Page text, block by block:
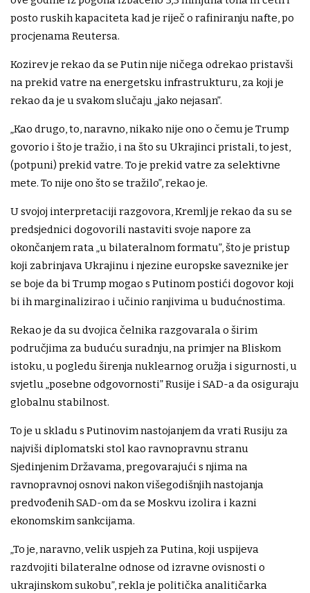
posto ruskih kapaciteta kad je riječ o rafiniranju nafte, po
procjenama Reutersa.
Kozirev je rekao da se Putin nije ničega odrekao pristavši
na prekid vatre na energetsku infrastrukturu, za koji je
rekao da je u svakom slučaju „jako nejasan”.
„Kao drugo, to, naravno, nikako nije ono o čemu je Trump
govorio i što je tražio, i na što su Ukrajinci pristali, to jest,
(potpuni) prekid vatre. To je prekid vatre za selektivne
mete. To nije ono što se tražilo”, rekao je.
U svojoj interpretaciji razgovora, Kremlj je rekao da su se
predsjednici dogovorili nastaviti svoje napore za
okončanjem rata „u bilateralnom formatu”, što je pristup
koji zabrinjava Ukrajinu i njezine europske saveznike jer
se boje da bi Trump mogao s Putinom postići dogovor koji
bi ih marginalizirao i učinio ranjivima u budućnostima.
Rekao je da su dvojica čelnika razgovarala o širim
područjima za buduću suradnju, na primjer na Bliskom
istoku, u pogledu širenja nuklearnog oružja i sigurnosti, u
svjetlu „posebne odgovornosti” Rusije i SAD-a da osiguraju
globalnu stabilnost.
To je u skladu s Putinovim nastojanjem da vrati Rusiju za
najviši diplomatski stol kao ravnopravnu stranu
Sjedinjenim Državama, pregovarajući s njima na
ravnopravnoj osnovi nakon višegodišnjih nastojanja
predvođenih SAD-om da se Moskvu izolira i kazni
ekonomskim sankcijama.
„To je, naravno, velik uspjeh za Putina, koji uspijeva
razdvojiti bilateralne odnose od izravne ovisnosti o
ukrajinskom sukobu”, rekla je politička analitičarka